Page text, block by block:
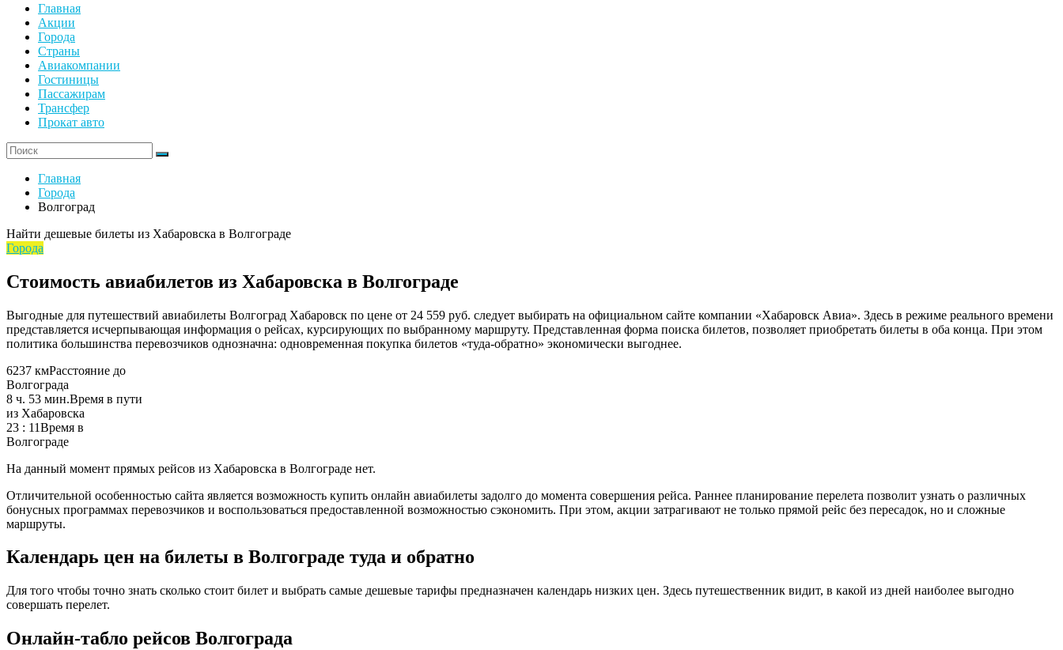
Главная
Акции
Города
Страны
Авиакомпании
Гостиницы
Пассажирам
Трансфер
Прокат авто
Главная
Города
Волгоград
Найти дешевые билеты из Хабаровска в Волгограде
Города
Стоимость авиабилетов из Хабаровска в Волгограде
Выгодные для путешествий авиабилеты Волгоград Хабаровск по цене от 24 559 руб. следует выбирать на официальном сайте компании «Хабаровск Авиа». Здесь в режиме реального времени
представляется исчерпывающая информация о рейсах, курсирующих по выбранному маршруту. Представленная форма поиска билетов, позволяет приобретать билеты в оба конца. При этом
политика большинства перевозчиков однозначна: одновременная покупка билетов «туда-обратно» экономически выгоднее.
6237 кмРасстояние до
Волгограда
8 ч. 53 мин.Время в пути
из Хабаровска
23 : 11Время в
Волгограде
На данный момент прямых рейсов из Хабаровска в Волгограде нет.
Отличительной особенностью сайта является возможность купить онлайн авиабилеты задолго до момента совершения рейса. Раннее планирование перелета позволит узнать о различных
бонусных программах перевозчиков и воспользоваться предоставленной возможностью сэкономить. При этом, акции затрагивают не только прямой рейс без пересадок, но и сложные
маршруты.
Календарь цен на билеты в Волгограде туда и обратно
Для того чтобы точно знать сколько стоит билет и выбрать самые дешевые тарифы предназначен календарь низких цен. Здесь путешественник видит, в какой из дней наиболее выгодно
совершать перелет.
Онлайн-табло рейсов Волгограда